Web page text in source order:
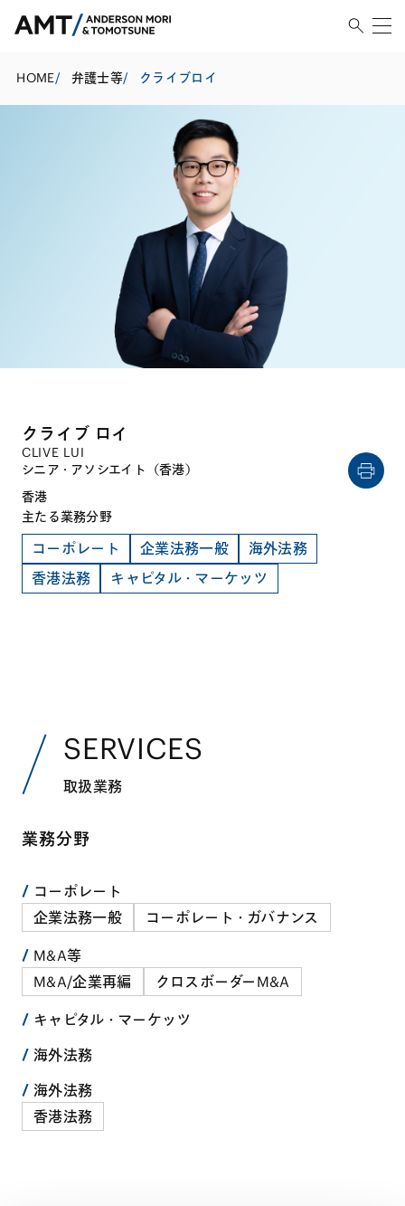
HOME/ 弁護士等/ クライブロイ
クライブ ロイ
CLIVE LUI
シニア・アソシエイト（香港）
香港
主たる業務分野
コーポレート 企業法務一般
海外法務
香港法務
キャピタル・マーケッツ
SERVICES
取扱業務
業務分野
コーポレート
企業法務一般
コーポレート・ガバナンス
M&A等
M&A/企業再編
クロスボーダーM&A
キャピタル・マーケッツ
海外法務
海外法務
香港法務